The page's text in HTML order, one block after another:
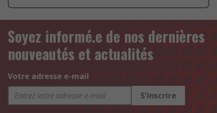
Soyez informé.e de nos dernières
nouveautés et actualités
Votre adresse e-mail
S'inscrire